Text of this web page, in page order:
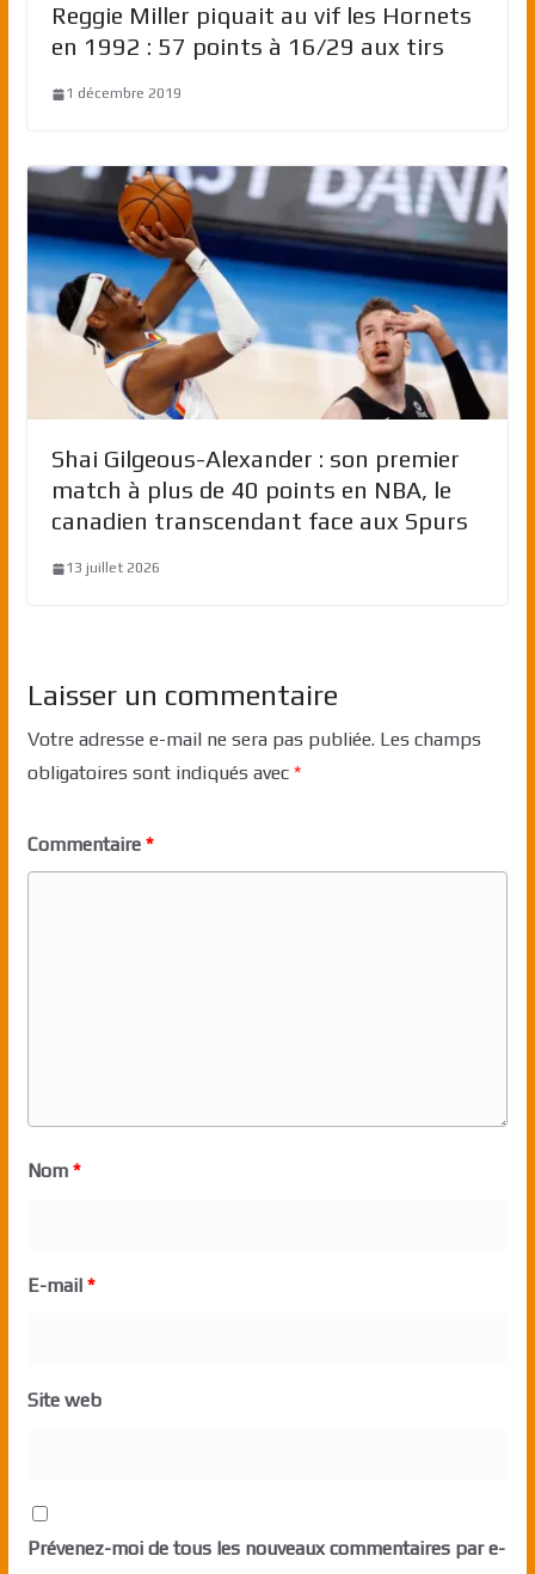
Reggie Miller piquait au vif les Hornets
en 1992 : 57 points à 16/29 aux tirs
1 décembre 2019
Shai Gilgeous-Alexander : son premier
match à plus de 40 points en NBA, le
canadien transcendant face aux Spurs
13 juillet 2026
Laisser un commentaire
Votre adresse e-mail ne sera pas publiée. Les champs
obligatoires sont indiqués avec *
Commentaire *
Nom *
E-mail *
Site web
Prévenez-moi de tous les nouveaux commentaires par e-